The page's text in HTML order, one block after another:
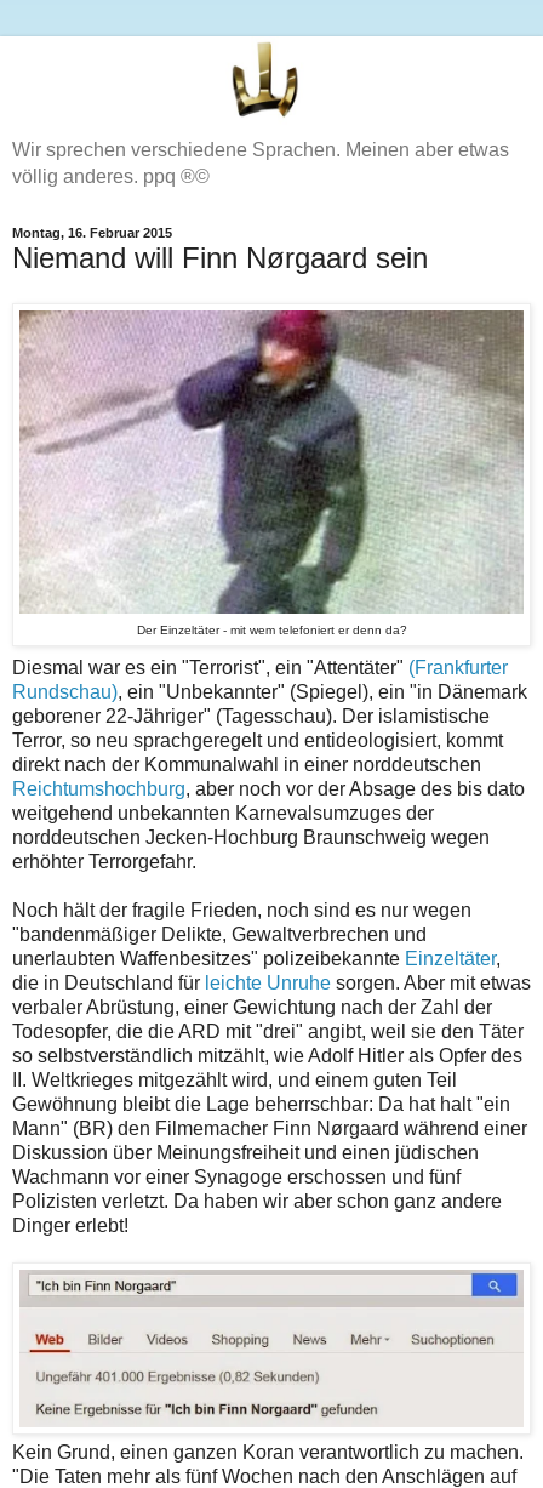
Wir sprechen verschiedene Sprachen. Meinen aber etwas
völlig anderes. ppq ®©
Montag, 16. Februar 2015
Niemand will Finn Nørgaard sein
Der Einzeltäter - mit wem telefoniert er denn da?
Diesmal war es ein "Terrorist", ein "Attentäter" (Frankfurter
Rundschau), ein "Unbekannter" (Spiegel), ein "in Dänemark
geborener 22-Jähriger" (Tagesschau). Der islamistische
Terror, so neu sprachgeregelt und entideologisiert, kommt
direkt nach der Kommunalwahl in einer norddeutschen
Reichtumshochburg, aber noch vor der Absage des bis dato
weitgehend unbekannten Karnevalsumzuges der
norddeutschen Jecken-Hochburg Braunschweig wegen
erhöhter Terrorgefahr.
Noch hält der fragile Frieden, noch sind es nur wegen
"bandenmäßiger Delikte, Gewaltverbrechen und
unerlaubten Waffenbesitzes" polizeibekannte Einzeltäter,
die in Deutschland für leichte Unruhe sorgen. Aber mit etwas
verbaler Abrüstung, einer Gewichtung nach der Zahl der
Todesopfer, die die ARD mit "drei" angibt, weil sie den Täter
so selbstverständlich mitzählt, wie Adolf Hitler als Opfer des
II. Weltkrieges mitgezählt wird, und einem guten Teil
Gewöhnung bleibt die Lage beherrschbar: Da hat halt "ein
Mann" (BR) den Filmemacher Finn Nørgaard während einer
Diskussion über Meinungsfreiheit und einen jüdischen
Wachmann vor einer Synagoge erschossen und fünf
Polizisten verletzt. Da haben wir aber schon ganz andere
Dinger erlebt!
Kein Grund, einen ganzen Koran verantwortlich zu machen.
"Die Taten mehr als fünf Wochen nach den Anschlägen auf